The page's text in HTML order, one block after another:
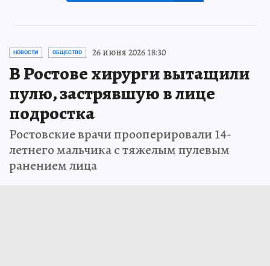
НОВОСТИ ОБЩЕСТВО 26 июня 2026 18:30
В Ростове хирурги вытащили
пулю, застрявшую в лице
подростка
Ростовские врачи прооперировали 14-
летнего мальчика с тяжелым пулевым
ранением лица